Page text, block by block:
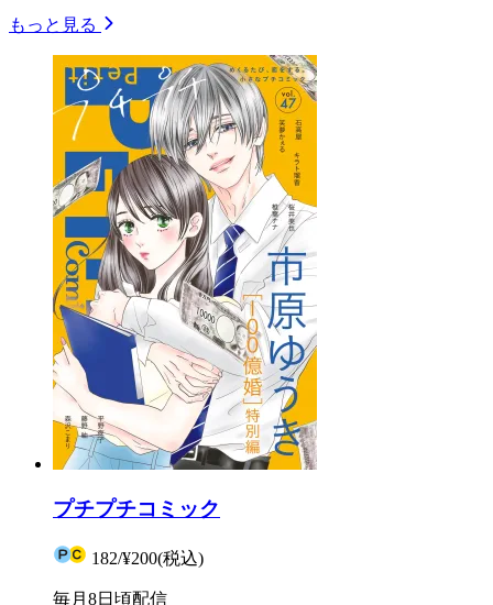
もっと見る
プチプチコミック
182/¥200(税込)
毎月8日頃配信